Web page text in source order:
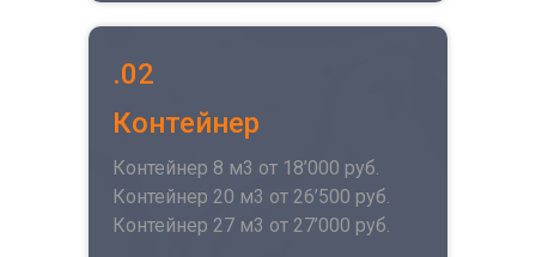
.02
Контейнер
Контейнер 8 м3 от 18’000 руб.
Контейнер 20 м3 от 26’500 руб.
Контейнер 27 м3 от 27’000 руб.